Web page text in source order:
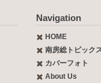
Navigation
HOME
南房総トピック
カバーフォト
About Us